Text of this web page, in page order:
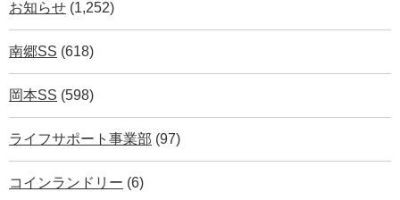
お知らせ (1,252)
南郷SS (618)
岡本SS (598)
ライフサポート事業部 (97)
コインランドリー (6)